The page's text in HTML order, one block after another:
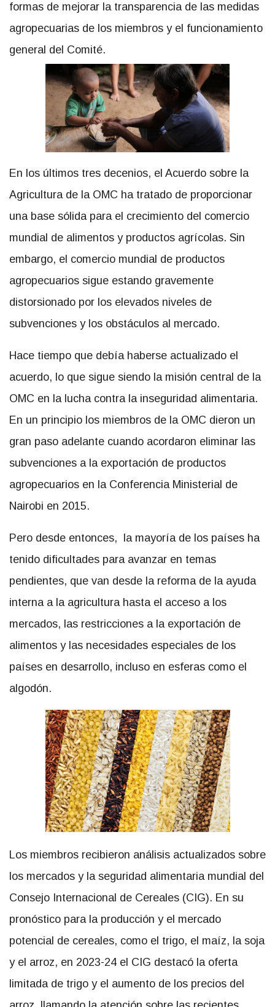
formas de mejorar la transparencia de las medidas
agropecuarias de los miembros y el funcionamiento
general del Comité.
En los últimos tres decenios, el Acuerdo sobre la
Agricultura de la OMC ha tratado de proporcionar
una base sólida para el crecimiento del comercio
mundial de alimentos y productos agrícolas. Sin
embargo, el comercio mundial de productos
agropecuarios sigue estando gravemente
distorsionado por los elevados niveles de
subvenciones y los obstáculos al mercado.
Hace tiempo que debía haberse actualizado el
acuerdo, lo que sigue siendo la misión central de la
OMC en la lucha contra la inseguridad alimentaria.
En un principio los miembros de la OMC dieron un
gran paso adelante cuando acordaron eliminar las
subvenciones a la exportación de productos
agropecuarios en la Conferencia Ministerial de
Nairobi en 2015.
Pero desde entonces, la mayoría de los países ha
tenido dificultades para avanzar en temas
pendientes, que van desde la reforma de la ayuda
interna a la agricultura hasta el acceso a los
mercados, las restricciones a la exportación de
alimentos y las necesidades especiales de los
países en desarrollo, incluso en esferas como el
algodón.
Los miembros recibieron análisis actualizados sobre
los mercados y la seguridad alimentaria mundial del
Consejo Internacional de Cereales (CIG). En su
pronóstico para la producción y el mercado
potencial de cereales, como el trigo, el maíz, la soja
y el arroz, en 2023-24 el CIG destacó la oferta
limitada de trigo y el aumento de los precios del